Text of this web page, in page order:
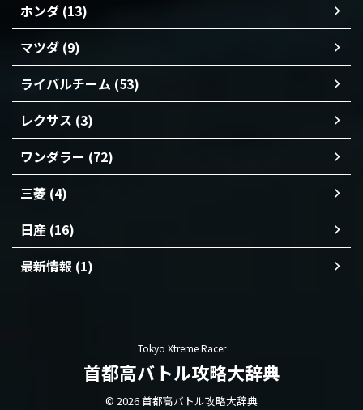
ホンダ (13)
マツダ (9)
ライバルチーム (53)
レクサス (3)
ワンダラー (72)
三菱 (4)
日産 (16)
最新情報 (1)
Tokyo Xtreme Racer
首都高バトル攻略大辞典
© 2026 首都高バトル攻略大辞典